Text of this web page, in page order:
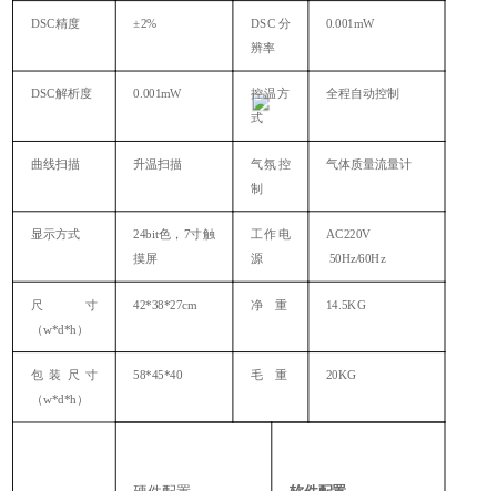
DSC精度 ±2%
DSC分
辨率
0.001mW
DSC解析度 0.001mW 控温方
式
全程自动控制
曲线扫描 升温扫描
气氛控
制
气体质量流量计
显示方式 24bit色，7寸触
摸屏
工作电
源
AC220V
50Hz/60Hz
尺寸
（w*d*h）
42*38*27cm 净 重 14.5KG
包装尺寸
（w*d*h）
58*45*40 毛 重 20KG